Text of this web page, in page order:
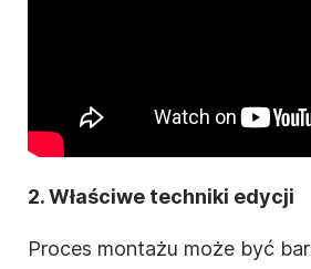
2. Właściwe techniki edycji
Proces montażu może być